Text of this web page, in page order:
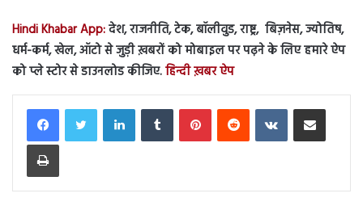
Hindi Khabar App:देश, राजनीति, टेक, बॉलीवुड, राष्ट्र, बिज़नेस, ज्योतिष,
धर्म-कर्म, खेल, ऑटो से जुड़ी ख़बरों को मोबाइल पर पढ़ने के लिए हमारे ऐप
को प्ले स्टोर से डाउनलोड कीजिए.हिन्दी ख़बर ऐप
LinkedInTumblr PinterestReddit VKontakteShare via Email
Print